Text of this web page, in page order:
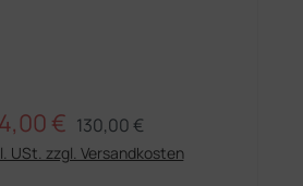
€ Regulärer Preis:
130,00 €
USt. zzgl. Versandkosten